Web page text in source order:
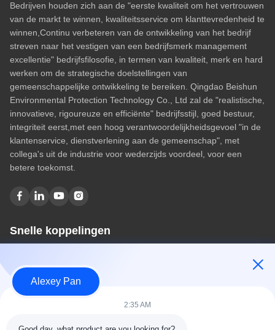
Bedrijven houden zich aan de "eerste kwaliteit om het vertrouwen
van de markt te winnen, kwaliteitsservice om klanttevredenheid te
winnen,Continu verbeteren van de ontwikkeling van het bedrijf
streven naar het vestigen van een bedrijfsmerk management
excellentie" bedrijfsfilosofie, in termen van kwaliteit, merk en hard
werken om de strategische doelstellingen van
gemeenschappelijke ontwikkeling te bereiken. Qingdao Beishun
Environmental Protection Technology Co., Ltd zal de "realistische,
innovatieve, rigoureuze en efficiënte" bedrijfsstijl, goed bestuur,
integriteit eerst,met een hoog verantwoordelijkheidsgevoel "in de
klantenservice, dienstverlening aan de gemeenschap", met
collega's uit de industrie voor wederzijds voordeel, voor een
betere toekomst.
Snelle koppelingen
Over ons
productenAlexey Pan
2:35 AM